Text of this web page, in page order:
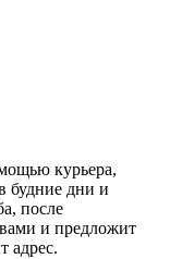
курьера,
будние дни и
после
вами и предложит
адрес.